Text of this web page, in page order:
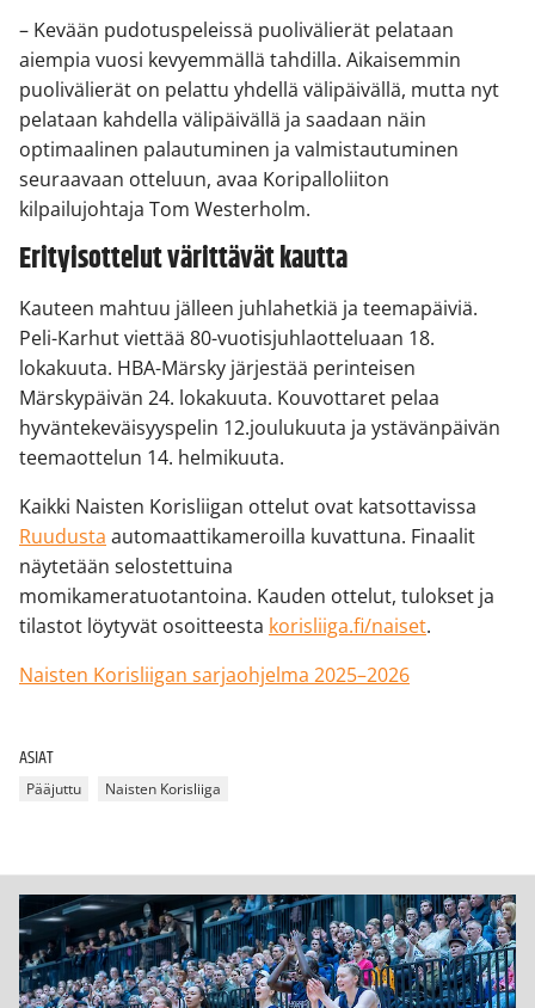
– Kevään pudotuspeleissä puolivälierät pelataan
aiempia vuosi kevyemmällä tahdilla. Aikaisemmin
puolivälierät on pelattu yhdellä välipäivällä, mutta nyt
pelataan kahdella välipäivällä ja saadaan näin
optimaalinen palautuminen ja valmistautuminen
seuraavaan otteluun, avaa Koripalloliiton
kilpailujohtaja Tom Westerholm.
Erityisottelut värittävät kautta
Kauteen mahtuu jälleen juhlahetkiä ja teemapäiviä.
Peli-Karhut viettää 80-vuotisjuhlaotteluaan 18.
lokakuuta. HBA-Märsky järjestää perinteisen
Märskypäivän 24. lokakuuta. Kouvottaret pelaa
hyväntekeväisyyspelin 12.joulukuuta ja ystävänpäivän
teemaottelun 14. helmikuuta.
Kaikki Naisten Korisliigan ottelut ovat katsottavissa
Ruudusta automaattikameroilla kuvattuna. Finaalit
näytetään selostettuina
momikameratuotantoina. Kauden ottelut, tulokset ja
tilastot löytyvät osoitteesta korisliiga.fi/naiset.
Naisten Korisliigan sarjaohjelma 2025–2026
ASIAT
Pääjuttu Naisten Korisliiga